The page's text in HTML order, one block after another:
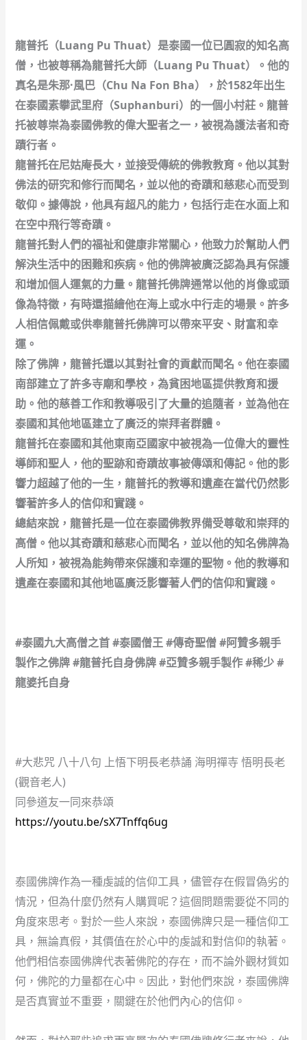
龍普托（Luang Pu Thuat）是泰國一位已圓寂的知名高
僧，也被尊稱為龍普托大師（Luang Pu Thuat）。他的
真名是朱那·風巴（Chu Na Fon Bha），於1582年出生
在泰國素攀武里府（Suphanburi）的一個小村莊。龍普
托被尊崇為泰國佛教的偉大聖者之一，被視為護法者和奇
蹟行者。
龍普托在尼姑庵長大，並接受傳統的佛教教育。他以其對
佛法的研究和修行而聞名，並以他的奇蹟和慈悲心而受到
敬仰。據傳說，他具有超凡的能力，包括行走在水面上和
在空中飛行等奇蹟。
龍普托對人們的福祉和健康非常關心，他致力於幫助人們
解決生活中的困難和疾病。他的佛牌被廣泛認為具有保護
和增加個人運氣的力量。龍普托佛牌通常以他的肖像或頭
像為特徵，有時還描繪他在海上或水中行走的場景。許多
人相信佩戴或供奉龍普托佛牌可以帶來平安、財富和幸
運。
除了佛牌，龍普托還以其對社會的貢獻而聞名。他在泰國
南部建立了許多寺廟和學校，為貧困地區提供教育和援
助。他的慈善工作和教導吸引了大量的追隨者，並為他在
泰國和其他地區建立了廣泛的崇拜者群體。
龍普托在泰國和其他東南亞國家中被視為一位偉大的靈性
導師和聖人，他的聖跡和奇蹟故事被傳頌和傳記。他的影
響力超越了他的一生，龍普托的教導和遺產在當代仍然影
響著許多人的信仰和實踐。
總結來說，龍普托是一位在泰國佛教界備受尊敬和崇拜的
高僧。他以其奇蹟和慈悲心而聞名，並以他的知名佛牌為
人所知，被視為能夠帶來保護和幸運的聖物。他的教導和
遺產在泰國和其他地區廣泛影響著人們的信仰和實踐。
#泰國九大高僧之首 #泰國僧王 #傳奇聖僧 #阿贊多親手
製作之佛牌 #龍普托自身佛牌 #亞贊多親手製作 #稀少 #
龍婆托自身
#大悲咒 八十八句 上悟下明長老恭誦 海明禪寺 悟明長老
(觀音老人)
同參道友一同來恭頌
https://youtu.be/sX7Tnffq6ug
泰國佛牌作為一種虔誠的信仰工具，儘管存在假冒偽劣的
情況，但為什麼仍然有人購買呢？這個問題需要從不同的
角度來思考。對於一些人來說，泰國佛牌只是一種信仰工
具，無論真假，其價值在於心中的虔誠和對信仰的執著。
他們相信泰國佛牌代表著佛陀的存在，而不論外觀材質如
何，佛陀的力量都在心中。因此，對他們來說，泰國佛牌
是否真實並不重要，關鍵在於他們內心的信仰。